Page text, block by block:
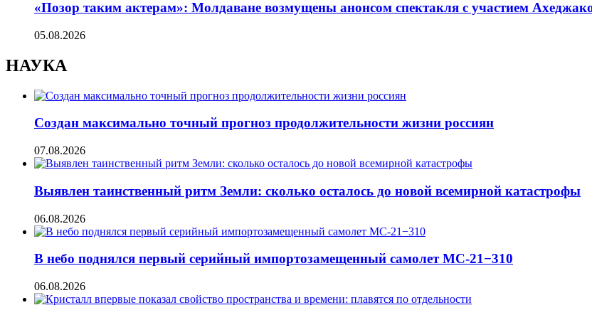
«Позор таким актерам»: Молдаване возмущены анонсом спектакля с участием
05.08.2026
НАУКА
Создан максимально точный прогноз продолжительности жизни россиян
07.08.2026
Выявлен таинственный ритм Земли: сколько осталось до новой всемирной катастрофы
06.08.2026
В небо поднялся первый серийный импортозамещенный самолет МС-21−310
06.08.2026